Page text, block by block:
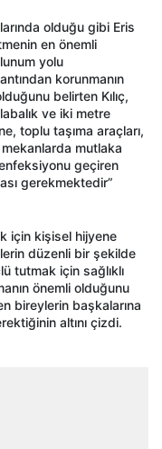
olduğu gibi Eris
en önemli
yolu
korunmanın
belirten Kılıç,
ve iki metre
toplu taşıma araçları,
mutlaka
geçiren
gerekmektedir”
için kişisel hijyene
düzenli bir şekilde
tutmak için sağlıklı
önemli olduğunu
bireylerin başkalarına
altını çizdi.